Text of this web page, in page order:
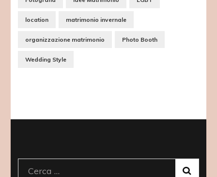
location matrimonio invernale
organizzazione matrimonio Photo Booth
Wedding Style
Ricerca